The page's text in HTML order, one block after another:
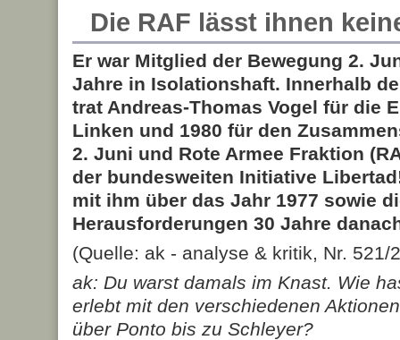
Die RAF lässt ihnen
Er war Mitglied der Bewegung 2.
Jahre in Isolationshaft. Innerhalb
trat Andreas-Thomas Vogel für die
Linken und 1980 für den
2. Juni und Rote Armee Fraktion
der bundesweiten Initiative
mit ihm über das Jahr 1977 sowie
Herausforderungen 30 Jahre
(Quelle: ak - analyse & kritik, Nr. 521/
ak: Du warst damals im Knast. Wie
erlebt mit den verschiedenen
über Ponto bis zu Schleyer?